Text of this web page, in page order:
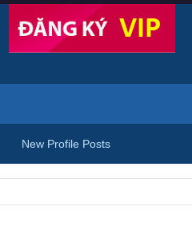
New Profile Posts